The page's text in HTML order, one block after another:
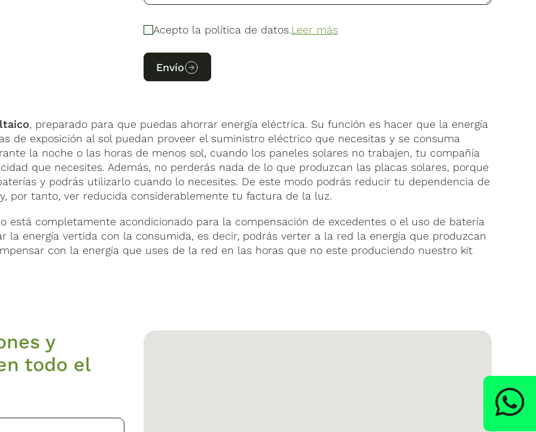
Haz clic para aceptar cookies de
marketing y permitir este contenido
te preparemos un kit solar personalizado y te demos presupuesto de todo. Contamos con
el territorio.
Acepto la política de datos.Leer más
Envío
, preparado para que puedas ahorrar energía eléctrica. Su función es hacer que la energía
de exposición al sol puedan proveer el suministro eléctrico que necesitas y se consuma
la noche o las horas de menos sol, cuando los paneles solares no trabajen, tu compañía
que necesites. Además, no perderás nada de lo que produzcan las placas solares, porque
y podrás utilizarlo cuando lo necesites. De este modo podrás reducir tu dependencia de
por tanto, ver reducida considerablemente tu factura de la luz.
está completamente acondicionado para la compensación de excedentes o el uso de batería
la energía vertida con la consumida, es decir, podrás verter a la red la energía que produzcan
con la energía que uses de la red en las horas que no este produciendo nuestro kit
y
todo el